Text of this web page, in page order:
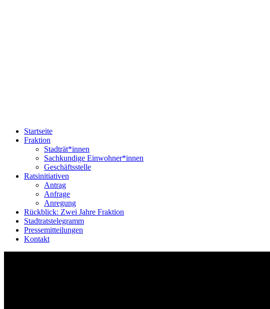
Startseite
Fraktion
Stadträt*innen
Sachkundige Einwohner*innen
Geschäftsstelle
Ratsinitiativen
Antrag
Anfrage
Anregung
Rückblick: Zwei Jahre Fraktion
Stadtratstelegramm
Pressemitteilungen
Kontakt